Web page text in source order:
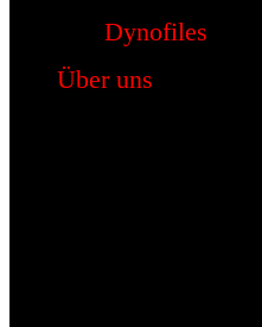
Dynofiles
Über uns